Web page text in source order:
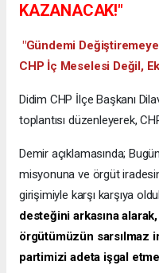
KAZANACAK!"
"Gündemi
CHP İç Meselesi Değil,
Didim CHP İlçe Başkanı
toplantısı düzenleyerek,
Demir açıklamasında;
misyonuna ve örgüt
girişimiyle karşı karşıya
desteğini arkasına
örgütümüzün sarsılmaz
partimizi adeta işgal